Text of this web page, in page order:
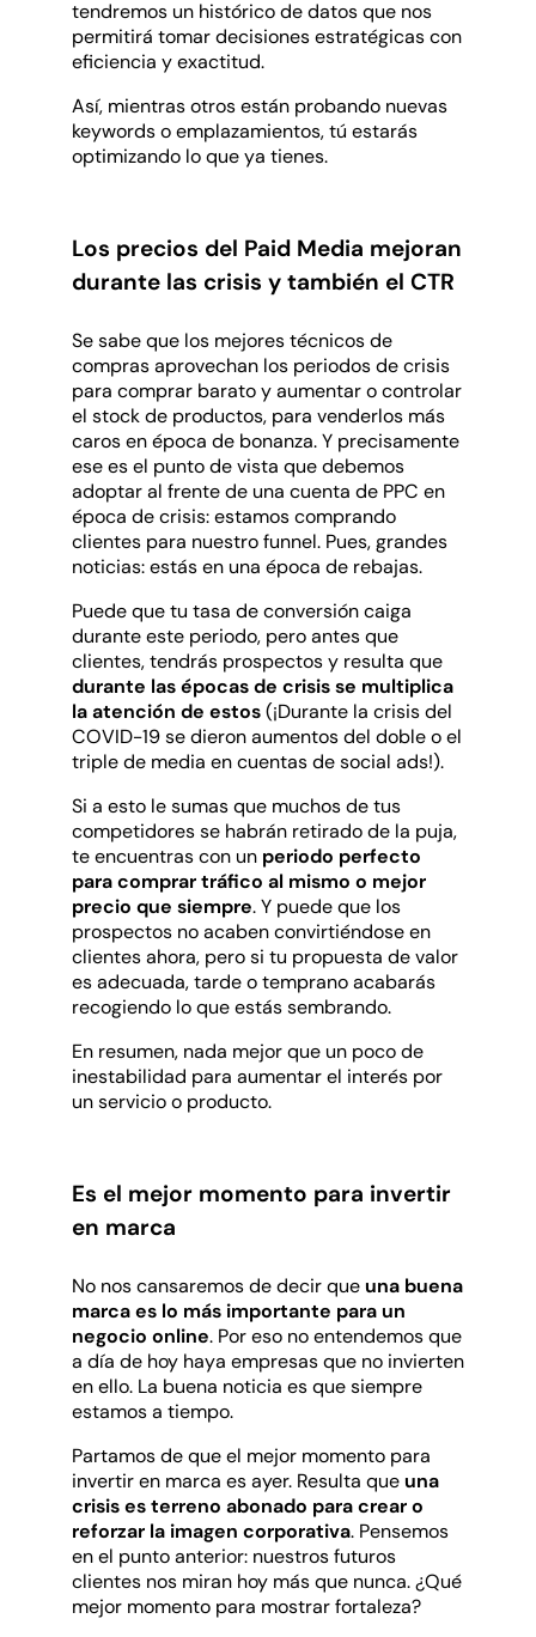
tendremos un histórico de datos que nos
permitirá tomar decisiones estratégicas con
eficiencia y exactitud.
Así, mientras otros están probando nuevas
keywords o emplazamientos, tú estarás
optimizando lo que ya tienes.
Los precios del Paid Media mejoran
durante las crisis y también el CTR
Se sabe que los mejores técnicos de
compras aprovechan los periodos de crisis
para comprar barato y aumentar o controlar
el stock de productos, para venderlos más
caros en época de bonanza. Y precisamente
ese es el punto de vista que debemos
adoptar al frente de una cuenta de PPC en
época de crisis: estamos comprando
clientes para nuestro funnel. Pues, grandes
noticias: estás en una época de rebajas.
Puede que tu tasa de conversión caiga
durante este periodo, pero antes que
clientes, tendrás prospectos y resulta que
durante las épocas de crisis se multiplica
la atención de estos(¡Durante la crisis del
COVID-19 se dieron aumentos del doble o el
triple de media en cuentas de social ads!).
Si a esto le sumas que muchos de tus
competidores se habrán retirado de la puja,
te encuentras con un periodo perfecto
para comprar tráfico al mismo o mejor
precio que siempre. Y puede que los
prospectos no acaben convirtiéndose en
clientes ahora, pero si tu propuesta de valor
es adecuada, tarde o temprano acabarás
recogiendo lo que estás sembrando.
En resumen, nada mejor que un poco de
inestabilidad para aumentar el interés por
un servicio o producto.
Es el mejor momento para invertir
en marca
No nos cansaremos de decir queuna buena
marca es lo más importante para un
negocio online. Por eso no entendemos que
a día de hoy haya empresas que no invierten
en ello. La buena noticia es que siempre
estamos a tiempo.
Partamos de que el mejor momento para
invertir en marca es ayer. Resulta queuna
crisis es terreno abonado para crear o
reforzar la imagen corporativa. Pensemos
en el punto anterior: nuestros futuros
clientes nos miran hoy más que nunca. ¿Qué
mejor momento para mostrar fortaleza?